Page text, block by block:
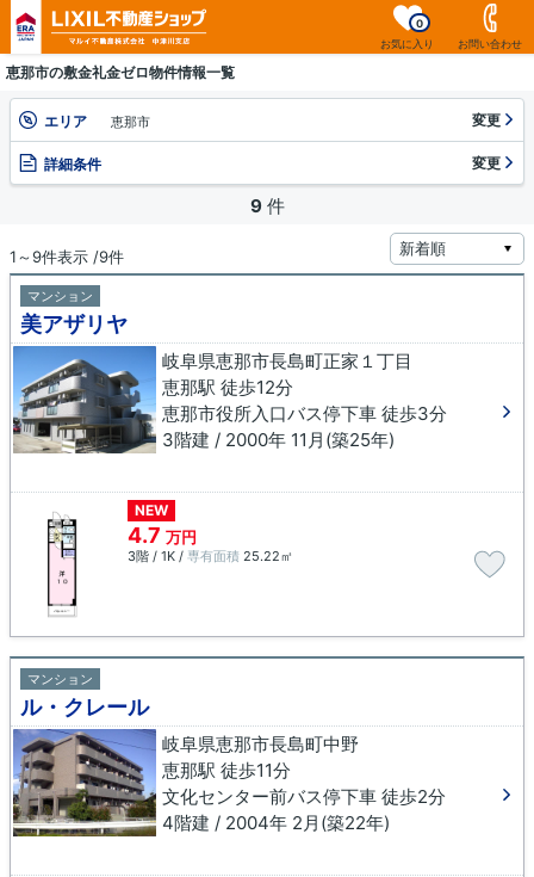
お気に入り
0
お問い合わせ
恵那市の敷金礼金ゼロ物件情報一覧
エリア 恵那市 変更
詳細条件 変更
9 件
1～9件表示 /9件
マンション
美アザリヤ
岐阜県恵那市長島町正家１丁目
恵那駅 徒歩12分
恵那市役所入口バス停下車 徒歩3分
3階建 / 2000年 11月(築25年)
NEW
4.7 万円
3階 / 1K / 専有面積 25.22㎡
マンション
ル・クレール
岐阜県恵那市長島町中野
恵那駅 徒歩11分
文化センター前バス停下車 徒歩2分
4階建 / 2004年 2月(築22年)